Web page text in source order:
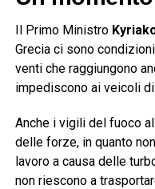
Il Primo Ministro
Grecia ci sono
venti che raggiungono
impediscono ai veicoli
Anche i vigili del fuoco
delle forze, in quanto
lavoro a causa delle
non riescono a